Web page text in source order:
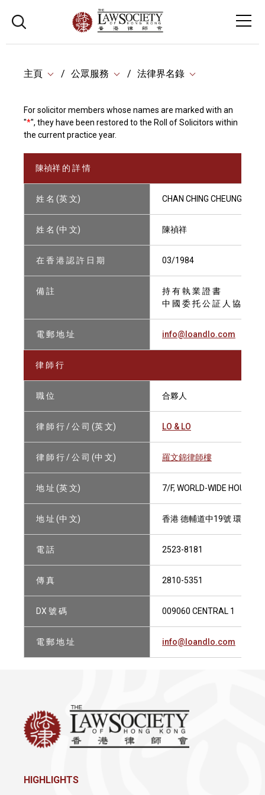
主頁 公眾服務 法律界名錄
For solicitor members whose names are marked with an
"*", they have been restored to the Roll of Solicitors within
the current practice year.
陳禎祥 的 詳 情
姓 名 (英 文) CHAN CHING CHEUNG,
姓 名 (中 文) 陳禎祥
在 香 港 認 許 日 期 03/1984
備 註
持 有 執 業 證 書
中 國 委 托 公 証 人 協 會 會
電 郵 地 址 info@loandlo.com
律 師 行
職 位 合夥人
律 師 行 / 公 司 (英 文) LO & LO
律 師 行 / 公 司 (中 文) 羅文錦律師樓
地 址 (英 文) 7/F, WORLD-WIDE HOUSE,
地 址 (中 文) 香港 德輔道中19號 環球大
電 話 2523-8181
傳 真 2810-5351
DX 號 碼 009060 CENTRAL 1
電 郵 地 址 info@loandlo.com
HIGHLIGHTS